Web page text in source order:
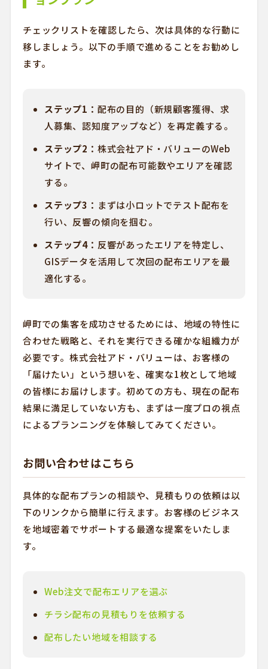
チェックリストを確認したら、次は具体的な行動に
移しましょう。以下の手順で進めることをお勧めし
ます。
ステップ1： 配布の目的（新規顧客獲得、求
人募集、認知度アップなど）を再定義する。
ステップ2： 株式会社アド・バリューのWeb
サイトで、岬町の配布可能数やエリアを確認
する。
ステップ3： まずは小ロットでテスト配布を
行い、反響の傾向を掴む。
ステップ4： 反響があったエリアを特定し、
GISデータを活用して次回の配布エリアを最
適化する。
岬町での集客を成功させるためには、地域の特性に
合わせた戦略と、それを実行できる確かな組織力が
必要です。株式会社アド・バリューは、お客様の
「届けたい」という想いを、確実な1枚として地域
の皆様にお届けします。初めての方も、現在の配布
結果に満足していない方も、まずは一度プロの視点
によるプランニングを体験してみてください。
お問い合わせはこちら
具体的な配布プランの相談や、見積もりの依頼は以
下のリンクから簡単に行えます。お客様のビジネス
を地域密着でサポートする最適な提案をいたしま
す。
Web注文で配布エリアを選ぶ
チラシ配布の見積もりを依頼する
配布したい地域を相談する